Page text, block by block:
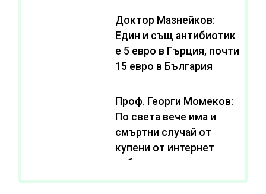
Доктор Мазнейков:
Един и същ антибиотик
e 5 евро в Гърция, почти
15 евро в България
Проф. Георги Момеков:
По света вече има и
смъртни случай от
купени от интернет
субстанции за
отслабване